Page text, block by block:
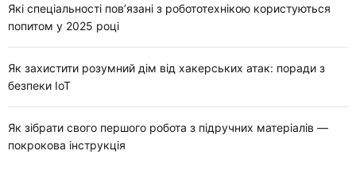
Які спеціальності пов’язані з робототехнікою користуються
попитом у 2025 році
Як захистити розумний дім від хакерських атак: поради з
безпеки IoT
Як зібрати свого першого робота з підручних матеріалів —
покрокова інструкція